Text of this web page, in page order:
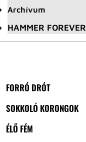
Archívum
HAMMER FOREVER
FORRÓ DRÓT
SOKKOLÓ KORONGOK
ÉLŐ FÉM